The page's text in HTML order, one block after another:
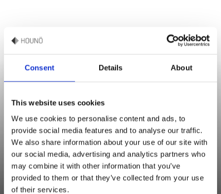
Consent Details About
This website uses cookies
We use cookies to personalise content and ads, to
provide social media features and to analyse our traffic.
We also share information about your use of our site with
our social media, advertising and analytics partners who
may combine it with other information that you’ve
provided to them or that they’ve collected from your use
of their services.
Edwin Adkins
Culinary Support
“Laissez refroidir les restes et servez-les en tranches fines. Cette
recette peut être utilisée avec n'importe quel gros morceau de bœuf."